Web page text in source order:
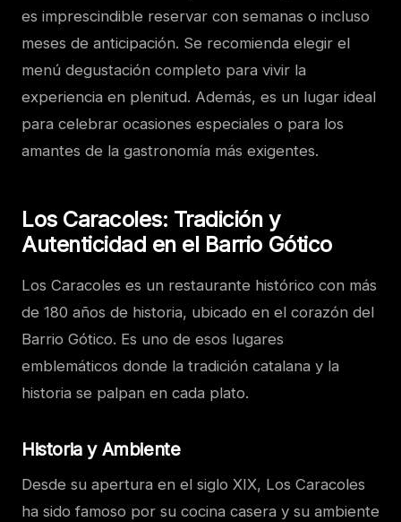
es imprescindible reservar con semanas o incluso
meses de anticipación. Se recomienda elegir el
menú degustación completo para vivir la
experiencia en plenitud. Además, es un lugar ideal
para celebrar ocasiones especiales o para los
amantes de la gastronomía más exigentes.
Los Caracoles: Tradición y
Autenticidad en el Barrio Gótico
Los Caracoles es un restaurante histórico con más
de 180 años de historia, ubicado en el corazón del
Barrio Gótico. Es uno de esos lugares
emblemáticos donde la tradición catalana y la
historia se palpan en cada plato.
Historia y Ambiente
Desde su apertura en el siglo XIX, Los Caracoles
ha sido famoso por su cocina casera y su ambiente